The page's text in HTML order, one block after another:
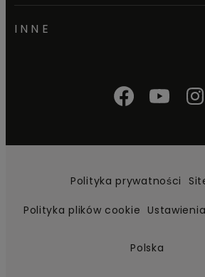
INNE
Polityka prywatności
Polityka plików cookie
Polska